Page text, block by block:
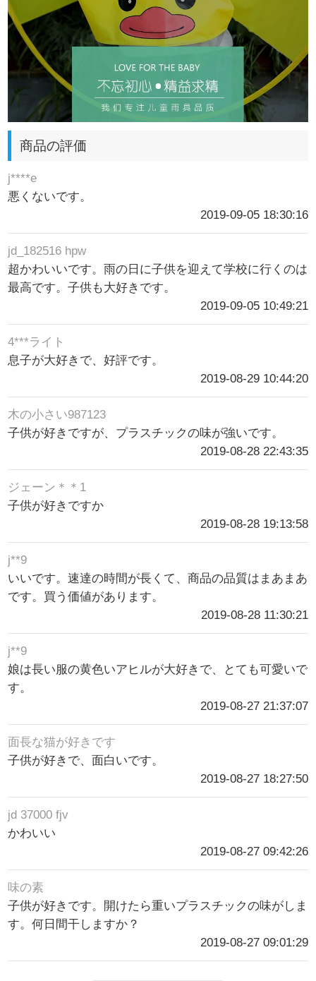
商品の評価
j****e
悪くないです。
2019-09-05 18:30:16
jd_182516 hpw
超かわいいです。雨の日に子供を迎えて学校に行くのは
最高です。子供も大好きです。
2019-09-05 10:49:21
4***ライト
息子が大好きで、好評です。
2019-08-29 10:44:20
木の小さい987123
子供が好きですが、プラスチックの味が強いです。
2019-08-28 22:43:35
ジェーン＊＊1
子供が好きですか
2019-08-28 19:13:58
j**9
いいです。速達の時間が長くて、商品の品質はまあまあ
です。買う価値があります。
2019-08-28 11:30:21
j**9
娘は長い服の黄色いアヒルが大好きで、とても可愛いで
す。
2019-08-27 21:37:07
面長な猫が好きです
子供が好きで、面白いです。
2019-08-27 18:27:50
jd 37000 fjv
かわいい
2019-08-27 09:42:26
味の素
子供が好きです。開けたら重いプラスチックの味がしま
す。何日間干しますか？
2019-08-27 09:01:29